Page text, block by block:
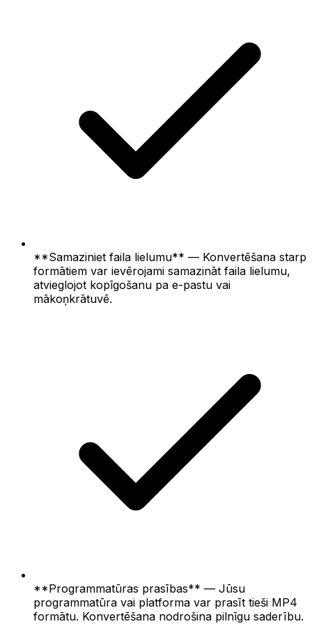
**Samaziniet faila lielumu** — Konvertēšana starp
formātiem var ievērojami samazināt faila lielumu,
atvieglojot kopīgošanu pa e-pastu vai
mākoņkrātuvē.
**Programmatūras prasības** — Jūsu
programmatūra vai platforma var prasīt tieši MP4
formātu. Konvertēšana nodrošina pilnīgu saderību.